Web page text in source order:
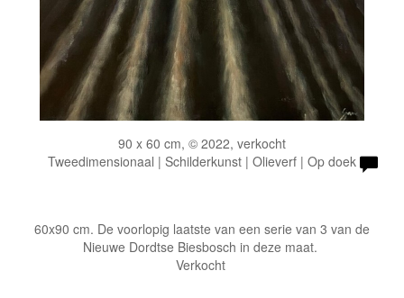
90 x 60 cm, © 2022, verkocht
Tweedimensionaal | Schilderkunst | Olieverf | Op doek
60x90 cm. De voorlopig laatste van een serie van 3 van de
Nieuwe Dordtse Biesbosch in deze maat.
Verkocht